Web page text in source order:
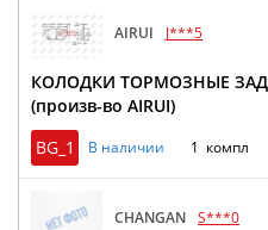
AIRUI J***5
КОЛОДКИ ТОРМОЗНЫЕ
(произв-во AIRUI)
BG_1
В наличии 1 компл
CHANGAN S***0